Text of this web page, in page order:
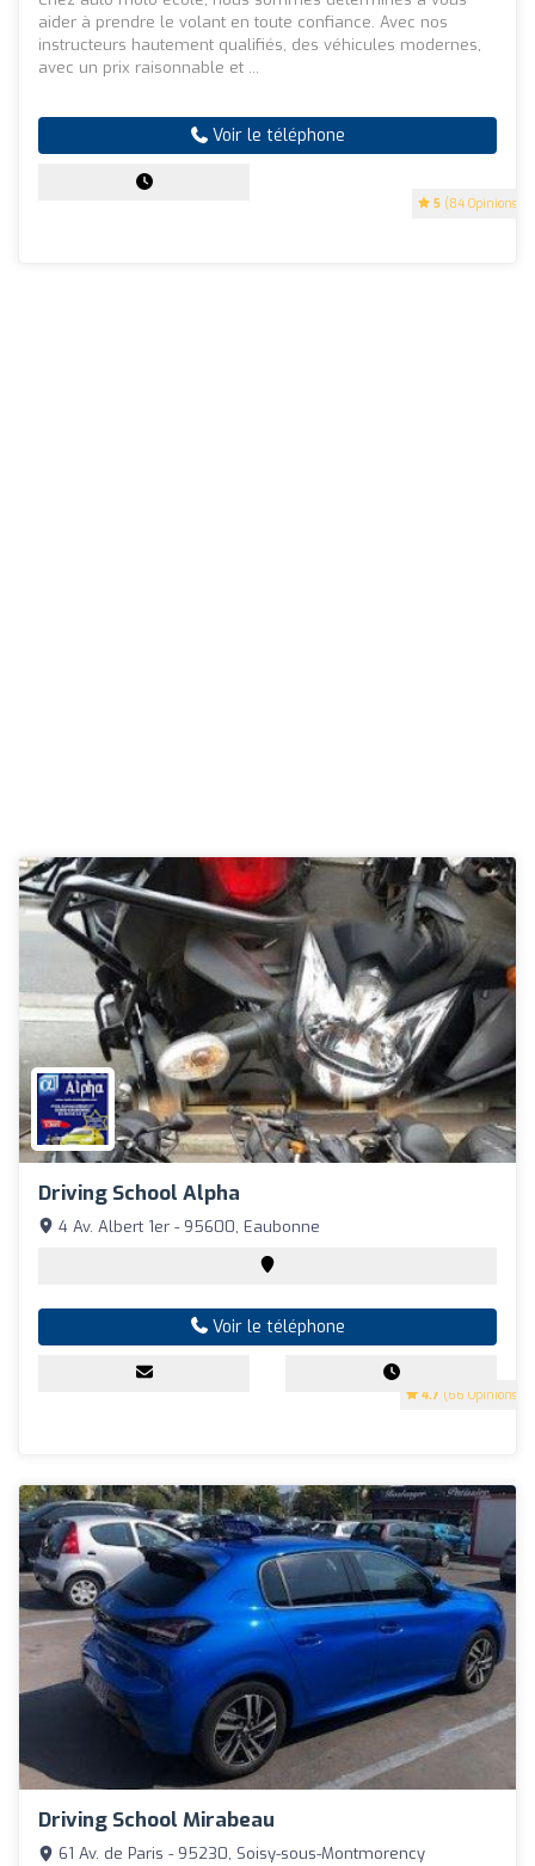
5 (84 Opinions)
aider à prendre le volant en toute confiance. Avec nos
instructeurs hautement qualifiés, des véhicules modernes,
avec un prix raisonnable et ...
Voir le téléphone
Driving School Alpha
4.7 (66 Opinions)
4 Av. Albert 1er - 95600, Eaubonne
Voir le téléphone
Driving School Mirabeau
61 Av. de Paris - 95230, Soisy-sous-Montmorency